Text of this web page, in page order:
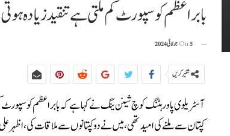
بابر اعظم کو سپورٹ کم ملتی ہے تنقید زیادہ
On5 جولائی 2024
شئیر کریں
آسٹریلوی پاور ہٹنگ کوچ شینن ینگ نے کہا ہے کہ بابر اعظم کو
کپتان سے ملنے کی امید تھی، میں نے دو کپتانوں سے ملاقات کی، اظہر